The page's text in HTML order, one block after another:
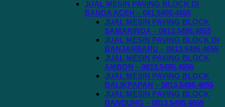
JUAL MESIN PAVING BLOCK DI
BANDA ACEH – 081.5495.4655
JUAL MESIN PAVING BLOCK
SAMARINDA – 0813.5495.4655
JUAL MESIN PAVING BLOCK DI
BANJARBARU – 0813.5495.4655
JUAL MESIN PAVING BLOCK
AMBON – 0813.5495.4655
JUAL MESIN PAVING BLOCK
BALIKPAPAN – 0813.5495.4655
JUAL MESIN PAVING BLOCK
BANDUNG – 0813.5495.4655